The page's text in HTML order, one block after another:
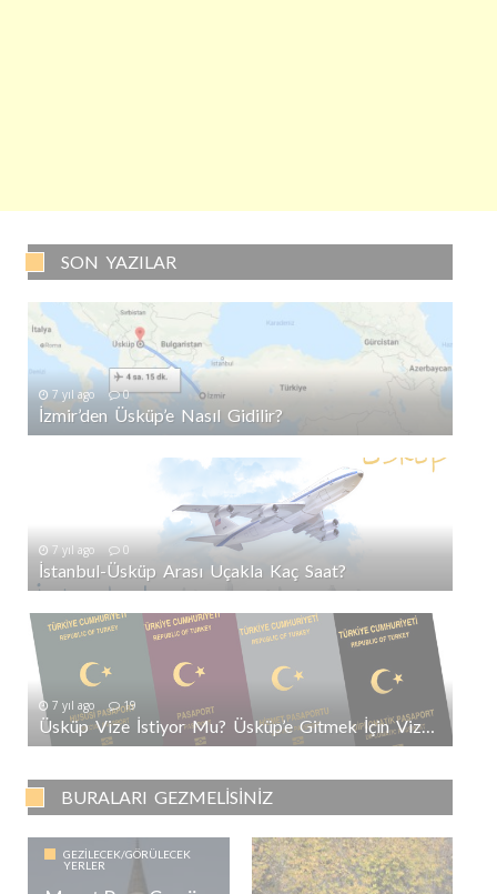
SON YAZILAR
7 yıl ago 0
İzmir’den Üsküp’e Nasıl Gidilir?
7 yıl ago 0
İstanbul-Üsküp Arası Uçakla Kaç Saat?
7 yıl ago 19
Üsküp Vize İstiyor Mu? Üsküp’e Gitmek İçin Vize Gerekli Mi?
BURALARI GEZMELISINIZ
GEZILECEK/GÖRÜLECEK
YERLER